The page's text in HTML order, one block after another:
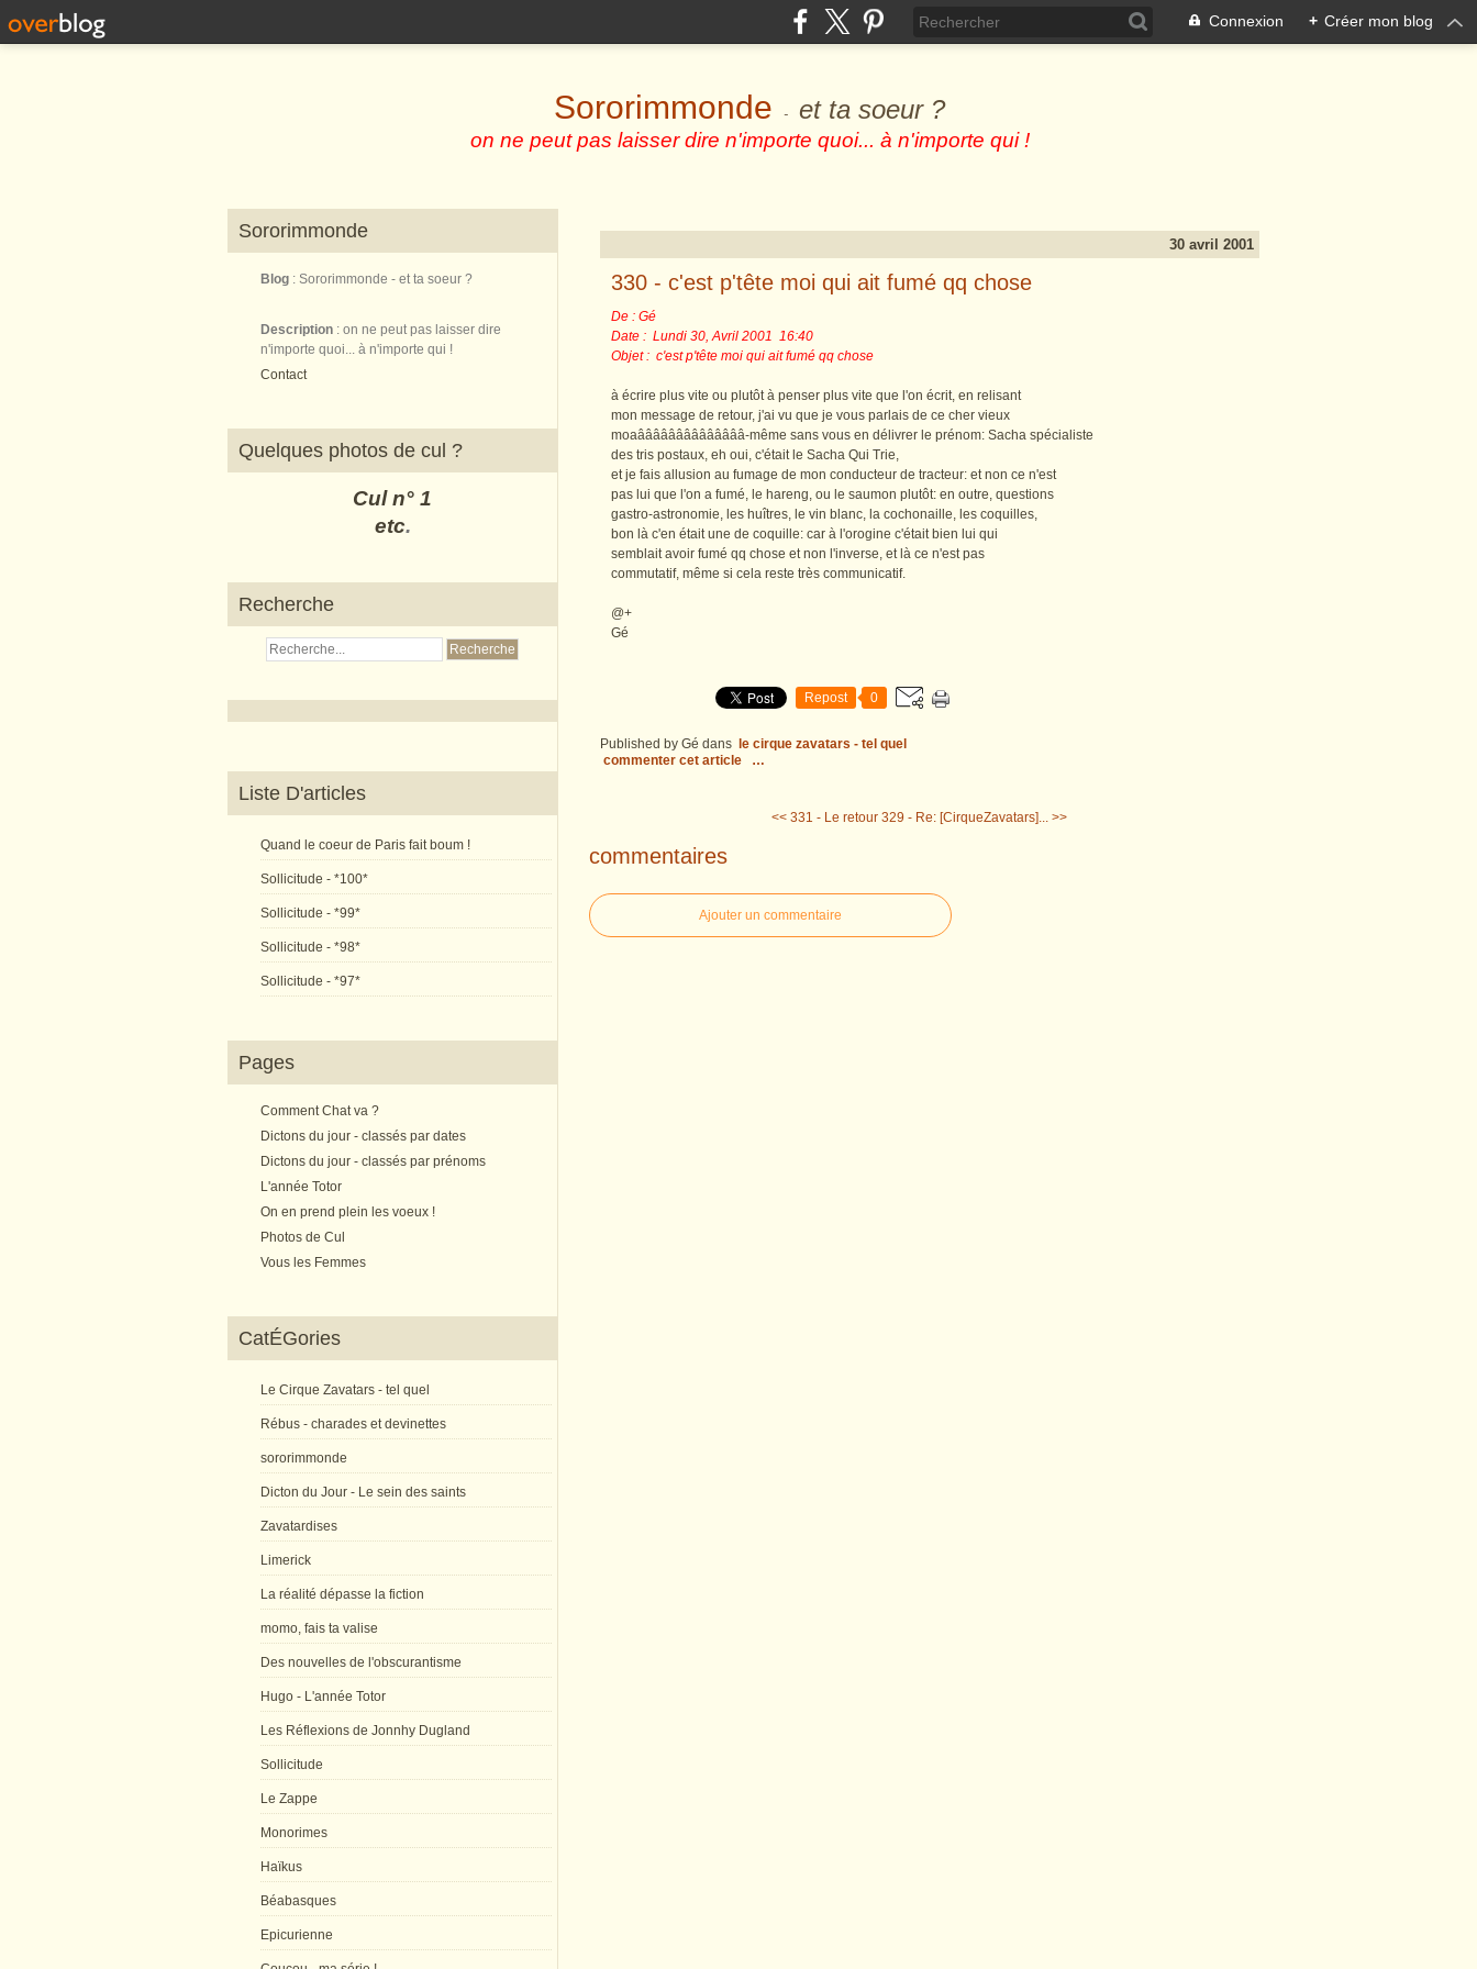
Connexion + Créer mon blog
Sororimmonde - et ta soeur ?
on ne peut pas laisser dire n'importe quoi... à n'importe qui !
Sororimmonde
Blog : Sororimmonde - et ta soeur ?
Description : on ne peut pas laisser dire
n'importe quoi... à n'importe qui !
Contact
Quelques photos de cul ?
Cul n° 1
etc.
Recherche
Liste D'articles
Quand le coeur de Paris fait boum !
Sollicitude - *100*
Sollicitude - *99*
Sollicitude - *98*
Sollicitude - *97*
Pages
Comment Chat va ?
Dictons du jour - classés par dates
Dictons du jour - classés par prénoms
L'année Totor
On en prend plein les voeux !
Photos de Cul
Vous les Femmes
CatÉGories
Le Cirque Zavatars - tel quel
Rébus - charades et devinettes
sororimmonde
Dicton du Jour - Le sein des saints
Zavatardises
Limerick
La réalité dépasse la fiction
momo, fais ta valise
Des nouvelles de l'obscurantisme
Hugo - L'année Totor
Les Réflexions de Jonnhy Dugland
Sollicitude
Le Zappe
Monorimes
Haïkus
Béabasques
Epicurienne
30 avril 2001
330 - c'est p'tête moi qui ait fumé qq chose
De : Gé
Date : Lundi 30, Avril 2001 16:40
Objet : c'est p'tête moi qui ait fumé qq chose
à écrire plus vite ou plutôt à penser plus vite que l'on écrit, en relisant
mon message de retour, j'ai vu que je vous parlais de ce cher vieux
moaââââââââââââââ-même sans vous en délivrer le prénom: Sacha spécialiste
des tris postaux, eh oui, c'était le Sacha Qui Trie,
et je fais allusion au fumage de mon conducteur de tracteur: et non ce n'est
pas lui que l'on a fumé, le hareng, ou le saumon plutôt: en outre, questions
gastro-astronomie, les huîtres, le vin blanc, la cochonaille, les coquilles,
bon là c'en était une de coquille: car à l'orogine c'était bien lui qui
semblait avoir fumé qq chose et non l'inverse, et là ce n'est pas
commutatif, même si cela reste très communicatif.
@+
Gé
Repost 0
Published by Gé dans
le cirque zavatars - tel quel
commenter cet article
…
<< 331 - Le retour 329 - Re: [CirqueZavatars]... >>
commentaires
Ajouter un commentaire